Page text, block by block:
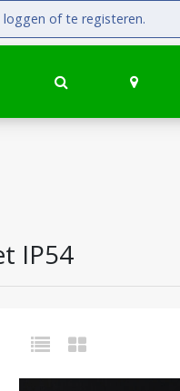
loggen of te registeren.
IP54